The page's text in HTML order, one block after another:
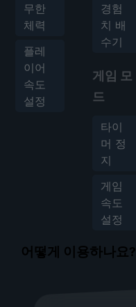
무한
체력
플레
이어
속도
설정
경험
치 배
수기
게임 모
드
타이
머 정
지
게임
속도
설정
어떻게 이용하나요?